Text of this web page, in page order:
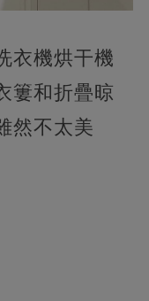
衣機烘干機
簍和折疊晾
然不太美